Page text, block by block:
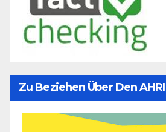
Zu Beziehen Über Den